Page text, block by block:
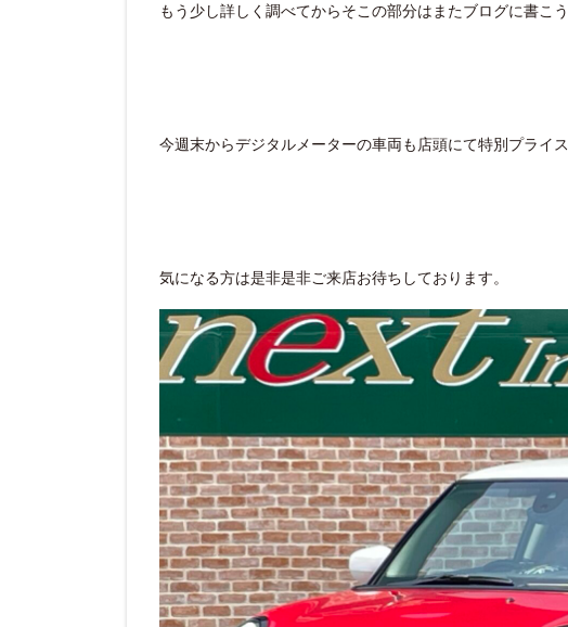
もう少し詳しく調べてからそこの部分はまたブログに書こう
今週末からデジタルメーターの車両も店頭にて特別プライ
気になる方は是非是非ご来店お待ちしております。